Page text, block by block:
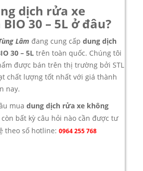
dịch rửa xe
30 – 5L ở đâu?
Lâm đang cung cấpdung dịch
30 – 5Ltrên toàn quốc. Chúng tôi
được bán trên thị trường bởi STL
chất lượng tốt nhất với giá thành
nay.
muadung dịch rửa xe không
còn bất kỳ câu hỏi nào cần được tư
theo số hotline:0964 255 768